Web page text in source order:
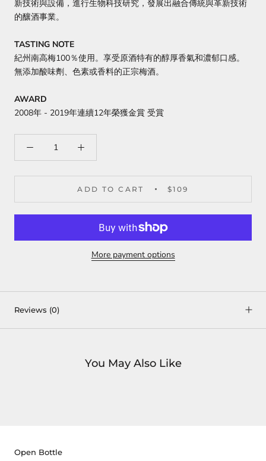
新技術與設備，進行生物科技研究，發展出融合傳統與革新技術
的釀酒事業。
TASTING NOTE
紀州南高梅100％使用。享受原酒特有的醇厚香氣和濃郁口感。
無添加酸味劑、色素或香料的正宗梅酒。
AWARD
2008年 - 2019年連續12年榮獲金賞 受賞
ADD TO CART $109
More payment options
Reviews (0)
You May Also Like
Open Bottle